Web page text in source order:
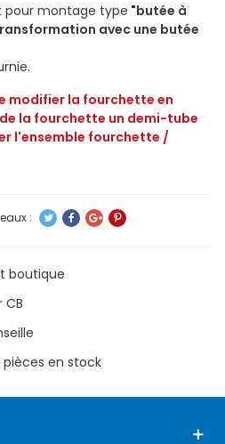
montage type "butée à
avec une butée
modifier la fourchette en
la fourchette un demi-tube
l'ensemble fourchette /
boutique
CB
pièces en stock